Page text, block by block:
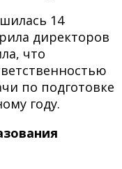
14
директоров
что
по подготовке
году.